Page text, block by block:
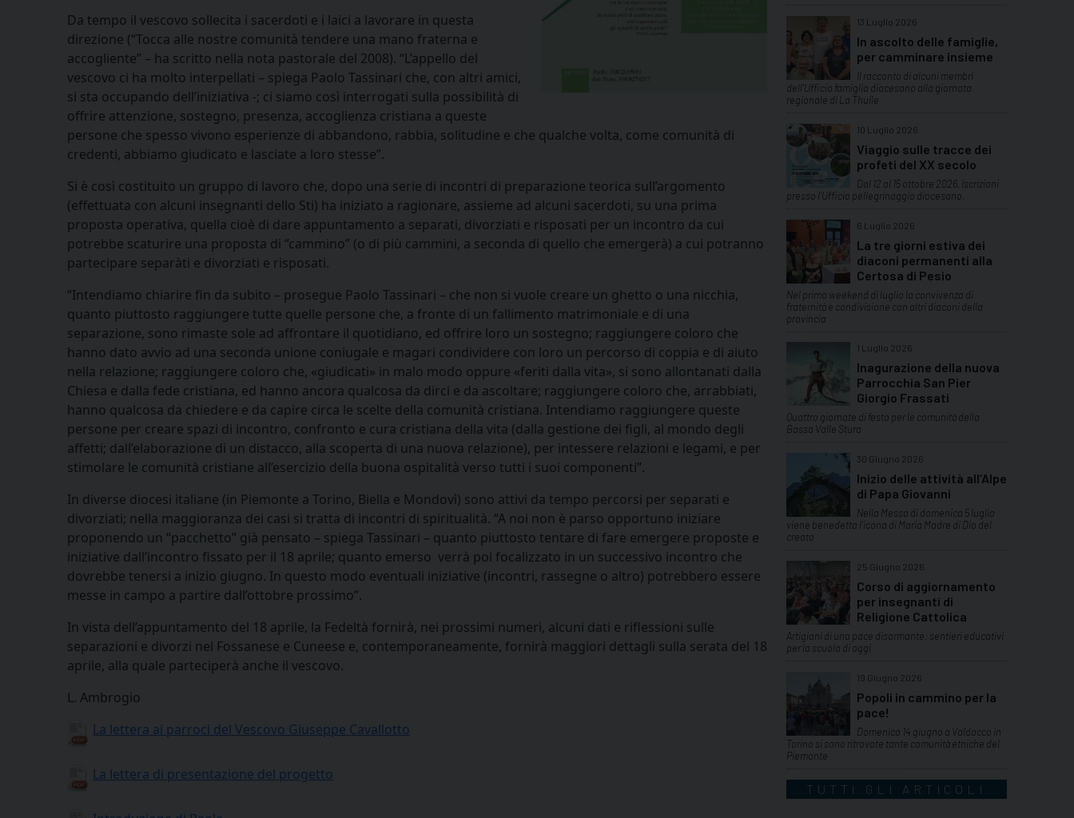
Da tempo il vescovo sollecita i sacerdoti e i laici a lavorare in questa
direzione (“Tocca alle nostre comunità tendere una mano fraterna e
accogliente” – ha scritto nella nota pastorale del 2008). “L’appello del
vescovo ci ha molto interpellati – spiega Paolo Tassinari che, con altri amici,
si sta occupando dell’iniziativa -; ci siamo così interrogati sulla possibilità di
offrire attenzione, sostegno, presenza, accoglienza cristiana a queste
persone che spesso vivono esperienze di abbandono, rabbia, solitudine e che qualche volta, come comunità di
credenti, abbiamo giudicato e lasciate a loro stesse”.
Si è così costituito un gruppo di lavoro che, dopo una serie di incontri di preparazione teorica sull’argomento
(effettuata con alcuni insegnanti dello Sti) ha iniziato a ragionare, assieme ad alcuni sacerdoti, su una prima
proposta operativa, quella cioè di dare appuntamento a separati, divorziati e risposati per un incontro da cui
potrebbe scaturire una proposta di “cammino” (o di più cammini, a seconda di quello che emergerà) a cui potranno
partecipare separàti e divorziati e risposati.
“Intendiamo chiarire fin da subito – prosegue Paolo Tassinari – che non si vuole creare un ghetto o una nicchia,
quanto piuttosto raggiungere tutte quelle persone che, a fronte di un fallimento matrimoniale e di una
separazione, sono rimaste sole ad affrontare il quotidiano, ed offrire loro un sostegno; raggiungere coloro che
hanno dato avvio ad una seconda unione coniugale e magari condividere con loro un percorso di coppia e di aiuto
nella relazione; raggiungere coloro che, «giudicati» in malo modo oppure «feriti dalla vita», si sono allontanati dalla
Chiesa e dalla fede cristiana, ed hanno ancora qualcosa da dirci e da ascoltare; raggiungere coloro che, arrabbiati,
hanno qualcosa da chiedere e da capire circa le scelte della comunità cristiana. Intendiamo raggiungere queste
persone per creare spazi di incontro, confronto e cura cristiana della vita (dalla gestione dei figli, al mondo degli
affetti; dall’elaborazione di un distacco, alla scoperta di una nuova relazione), per intessere relazioni e legami, e per
stimolare le comunità cristiane all’esercizio della buona ospitalità verso tutti i suoi componenti”.
In diverse diocesi italiane (in Piemonte a Torino, Biella e Mondovì) sono attivi da tempo percorsi per separati e
divorziati; nella maggioranza dei casi si tratta di incontri di spiritualità. “A noi non è parso opportuno iniziare
proponendo un “pacchetto” già pensato – spiega Tassinari – quanto piuttosto tentare di fare emergere proposte e
iniziative dall’incontro fissato per il 18 aprile; quanto emerso verrà poi focalizzato in un successivo incontro che
dovrebbe tenersi a inizio giugno. In questo modo eventuali iniziative (incontri, rassegne o altro) potrebbero essere
messe in campo a partire dall’ottobre prossimo”.
In vista dell’appuntamento del 18 aprile, la Fedeltà fornirà, nei prossimi numeri, alcuni dati e riflessioni sulle
separazioni e divorzi nel Fossanese e Cuneese e, contemporaneamente, fornirà maggiori dettagli sulla serata del 18
aprile, alla quale parteciperà anche il vescovo.
L. Ambrogio
La lettera ai parroci del Vescovo Giuseppe Cavallotto
La lettera di presentazione del progetto
13 Luglio 2026
In ascolto delle famiglie,
per camminare insieme
Il racconto di alcuni membri
dell'Ufficio famiglia diocesano alla giornata
regionale di La Thuile
10 Luglio 2026
Viaggio sulle tracce dei
profeti del XX secolo
Dal 12 al 15 ottobre 2026. Iscrizioni
presso l'Ufficio pellegrinaggio diocesano.
6 Luglio 2026
La tre giorni estiva dei
diaconi permanenti alla
Certosa di Pesio
Nel primo weekend di luglio la convivenza di
fraternità e condivisione con altri diaconi della
provincia
1 Luglio 2026
Inagurazione della nuova
Parrocchia San Pier
Giorgio Frassati
Quattro giornate di festa per le comunità della
Bassa Valle Stura
30 Giugno 2026
Inizio delle attività all’Alpe
di Papa Giovanni
Nella Messa di domenica 5 luglio
viene benedetta l’icona di Maria Madre di Dio del
creato
25 Giugno 2026
Corso di aggiornamento
per insegnanti di
Religione Cattolica
Artigiani di una pace disarmante: sentieri educativi
per la scuola di oggi
19 Giugno 2026
Popoli in cammino per la
pace!
Domenica 14 giugno a Valdocco in
Torino si sono ritrovate tante comunità etniche del
Piemonte
TUTTI GLI ARTICOLI